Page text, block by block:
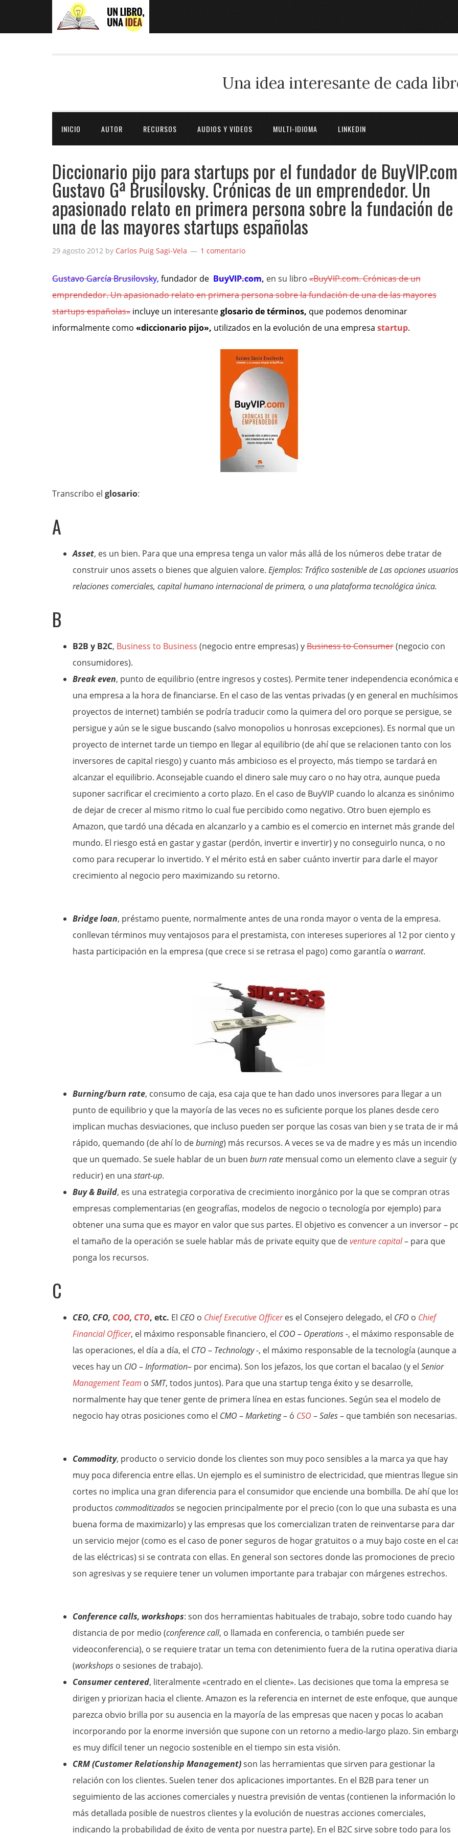
Una idea interesante de cada
INICIO AUTOR RECURSOS AUDIOS Y VIDEOS MULTI-IDIOMA LINKEDIN
Diccionario pijo para startups por el fundador de
Gustavo Gª Brusilovsky. Crónicas de un emprendedor. Un
apasionado relato en primera persona sobre la fundación de
una de las mayores startups españolas
29 agosto 2012 by Carlos Puig Sagi-Vela 1 comentario
Gustavo García Brusilovsky, fundador de BuyVIP.com, en su libro «BuyVIP.com. Crónicas de un
emprendedor. Un apasionado relato en primera persona sobre la fundación de una de las mayores
startups españolas» incluye un interesanteglosario de términos, que podemos denominar
informalmente como «diccionario pijo», utilizados en la evolución de una empresa startup.
Transcribo el glosario:
A
Asset, es un bien. Para que una empresa tenga un valor más allá de los números debe tratar de
construir unos assets o bienes que alguien valore. Ejemplos: Tráfico sostenible de Las opciones
relaciones comerciales, capital humano internacional de primera, o una plataforma tecnológica única.
B
B2B y B2C, Business to Business (negocio entre empresas) yBusiness to Consumer(negocio con
consumidores).
Break even, punto de equilibrio (entre ingresos y costes). Permite tener independencia económica
una empresa a la hora de financiarse. En el caso de las ventas privadas (y en general en muchísimos
proyectos de internet) también se podría traducir como la quimera del oro porque se persigue, se
persigue y aún se le sigue buscando (salvo monopolios u honrosas excepciones). Es normal que un
proyecto de internet tarde un tiempo en llegar al equilibrio (de ahí que se relacionen tanto con los
inversores de capital riesgo) y cuanto más ambicioso es el proyecto, más tiempo se tardará en
alcanzar el equilibrio. Aconsejable cuando el dinero sale muy caro o no hay otra, aunque pueda
suponer sacrificar el crecimiento a corto plazo. En el caso de BuyVIP cuando lo alcanza es sinónimo
de dejar de crecer al mismo ritmo lo cual fue percibido como negativo. Otro buen ejemplo es
Amazon, que tardó una década en alcanzarlo y a cambio es el comercio en internet más grande del
mundo. El riesgo está en gastar y gastar (perdón, invertir e invertir) y no conseguirlo nunca, o no
como para recuperar lo invertido. Y el mérito está en saber cuánto invertir para darle el mayor
crecimiento al negocio pero maximizando su retorno.
Bridge loan, préstamo puente, normalmente antes de una ronda mayor o venta de la empresa.
conllevan términos muy ventajosos para el prestamista, con intereses superiores al 12 por ciento y
hasta participación en la empresa (que crece si se retrasa el pago) como garantía o warrant.
Burning/burn rate, consumo de caja, esa caja que te han dado unos inversores para llegar a un
punto de equilibrio y que la mayoría de las veces no es suficiente porque los planes desde cero
implican muchas desviaciones, que incluso pueden ser porque las cosas van bien y se trata de ir
rápido, quemando (de ahí lo deburning) más recursos. A veces se va de madre y es más un incendio
que un quemado. Se suele hablar de un buen burn rate mensual como un elemento clave a seguir (y
reducir) en una start-up.
Buy & Build, es una estrategia corporativa de crecimiento inorgánico por la que se compran otras
empresas complementarias (en geografías, modelos de negocio o tecnología por ejemplo) para
obtener una suma que es mayor en valor que sus partes. El objetivo es convencer a un inversor –
el tamaño de la operación se suele hablar más de private equity que deventure capital– para que
ponga los recursos.
C
CEO, CFO, COO, CTO, etc. El CEO o Chief Executive Officer es el Consejero delegado, el CFO o Chief
Financial Officer, el máximo responsable financiero, el COO – Operations-, el máximo responsable de
las operaciones, el día a día, el CTO – Technology-, el máximo responsable de la tecnología (aunque a
veces hay un CIO –Information– por encima). Son los jefazos, los que cortan el bacalao (y el Senior
Management Team o SMT, todos juntos). Para que una startup tenga éxito y se desarrolle,
normalmente hay que tener gente de primera línea en estas funciones. Según sea el modelo de
negocio hay otras posiciones como el CMO –Marketing– ó CSO –Sales– que también son necesarias.
Commodity, producto o servicio donde los clientes son muy poco sensibles a la marca ya que hay
muy poca diferencia entre ellas. Un ejemplo es el suministro de electricidad, que mientras llegue sin
cortes no implica una gran diferencia para el consumidor que enciende una bombilla. De ahí que
productos commoditizadosse negocien principalmente por el precio (con lo que una subasta es una
buena forma de maximizarlo) y las empresas que los comercializan traten de reinventarse para dar
un servicio mejor (como es el caso de poner seguros de hogar gratuitos o a muy bajo coste en el
de las eléctricas) si se contrata con ellas. En general son sectores donde las promociones de precio
son agresivas y se requiere tener un volumen importante para trabajar con márgenes estrechos.
Conference calls, workshops: son dos herramientas habituales de trabajo, sobre todo cuando hay
distancia de por medio (conference call, o llamada en conferencia, o también puede ser
videoconferencia), o se requiere tratar un tema con detenimiento fuera de la rutina operativa diaria
(workshops o sesiones de trabajo).
Consumer centered, literalmente «centrado en el cliente». Las decisiones que toma la empresa se
dirigen y priorizan hacia el cliente. Amazon es la referencia en internet de este enfoque, que aunque
parezca obvio brilla por su ausencia en la mayoría de las empresas que nacen y pocas lo acaban
incorporando por la enorme inversión que supone con un retorno a medio-largo plazo. Sin
es muy difícil tener un negocio sostenible en el tiempo sin esta visión.
CRM (Customer Relationship Management)son las herramientas que sirven para gestionar la
relación con los clientes. Suelen tener dos aplicaciones importantes. En el B2B para tener un
seguimiento de las acciones comerciales y nuestra previsión de ventas (contienen la información lo
más detallada posible de nuestros clientes y la evolución de nuestras acciones comerciales,
indicando la probabilidad de éxito de venta por nuestra parte). En el B2C sirve sobre todo para los